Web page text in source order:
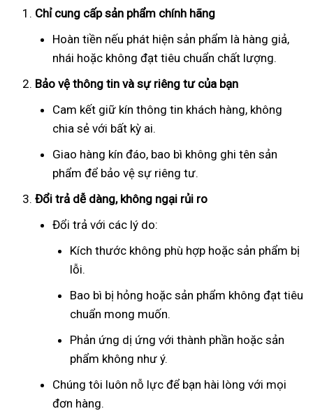
Chỉ cung cấp sản phẩm chính hãng
Hoàn tiền nếu phát hiện sản phẩm là hàng giả,
nhái hoặc không đạt tiêu chuẩn chất lượng.
Bảo vệ thông tin và sự riêng tư của bạn
Cam kết giữ kín thông tin khách hàng, không
chia sẻ với bất kỳ ai.
Giao hàng kín đáo, bao bì không ghi tên sản
phẩm để bảo vệ sự riêng tư.
Đổi trả dễ dàng, không ngại rủi ro
Đổi trả với các lý do:
Kích thước không phù hợp hoặc sản phẩm bị
lỗi.
Bao bì bị hỏng hoặc sản phẩm không đạt tiêu
chuẩn mong muốn.
Phản ứng dị ứng với thành phần hoặc sản
phẩm không như ý.
Chúng tôi luôn nỗ lực để bạn hài lòng với mọi
đơn hàng.